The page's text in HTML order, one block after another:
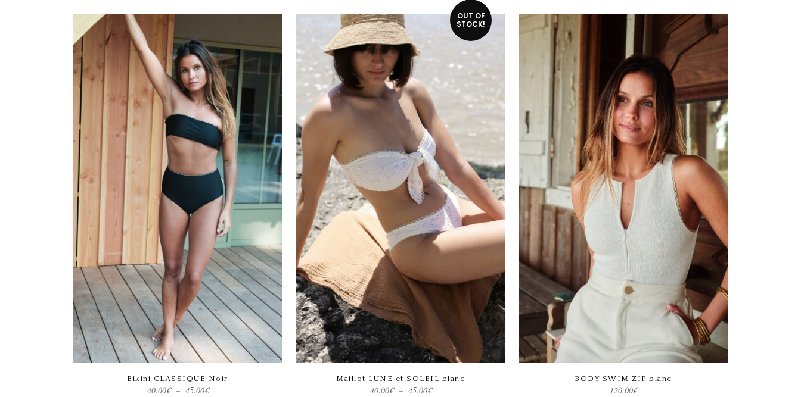
Choix des options
Ce produit a plusieurs variations. Les options peuvent être choisies sur la page du produit
Bikini CLASSIQUE Noir
40.00€ – 45.00€Plage
OUT OF
STOCK!
Choix des options
Ce produit a plusieurs variations. Les options peuvent être choisies sur la page du produit
Maillot LUNE et SOLEIL blanc
40.00€ – 45.00€Plage
Choix des options
Ce produit a plusieurs variations. Les options peuvent être choisies sur la page du produit
BODY SWIM ZIP blanc
120.00€